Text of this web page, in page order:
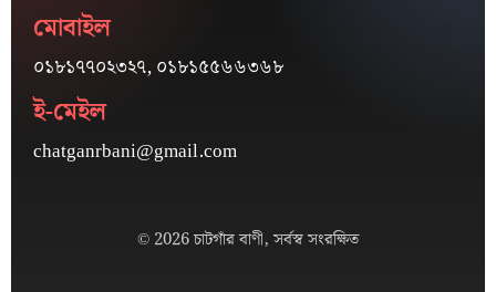
মোবাইল
০১৮১৭৭০২৩২৭, ০১৮১৫৫৬৬৩৬৮
ই-মেইল
chatganrbani@gmail.com
© 2026 চাটগাঁর বাণী, সর্বস্ব সংরক্ষিত